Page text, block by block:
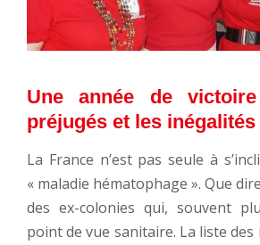
Une année de
préjugés et les inégalités
La France n’est pas seule à
« maladie hématophage ». Que
des ex-colonies qui, souvent
point de vue sanitaire. La liste des